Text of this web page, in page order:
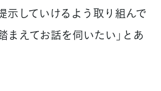
示していけるよう取り組んで
まえてお話を伺いたい」とあ